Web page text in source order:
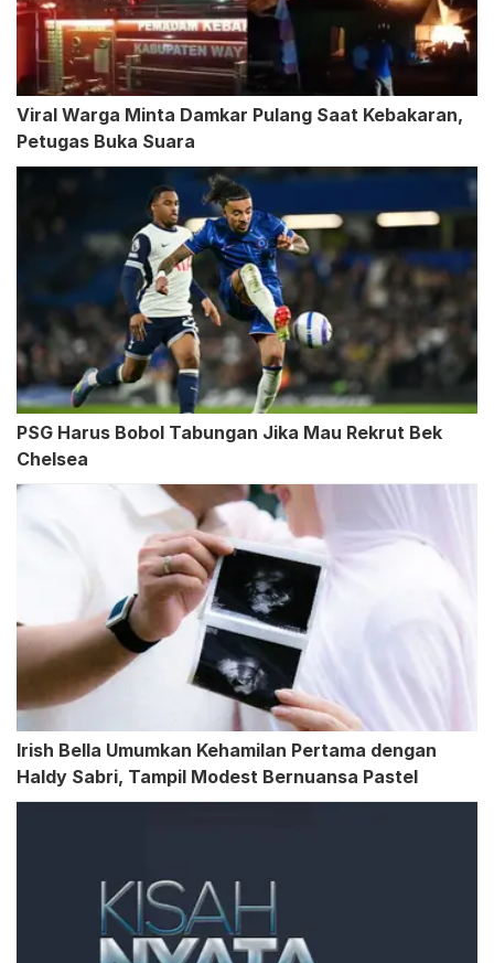
Viral Warga Minta Damkar Pulang Saat Kebakaran,
Petugas Buka Suara
PSG Harus Bobol Tabungan Jika Mau Rekrut Bek
Chelsea
Irish Bella Umumkan Kehamilan Pertama dengan
Haldy Sabri, Tampil Modest Bernuansa Pastel